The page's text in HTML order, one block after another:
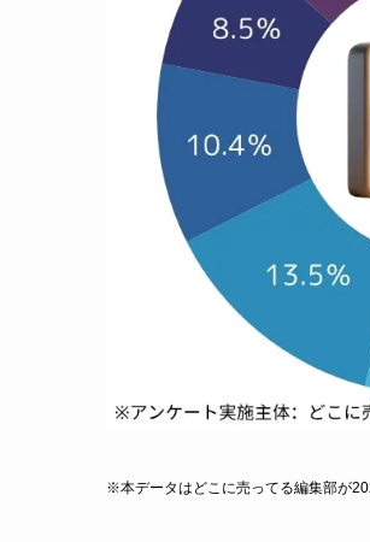
※本データはどこに売ってる編集部が